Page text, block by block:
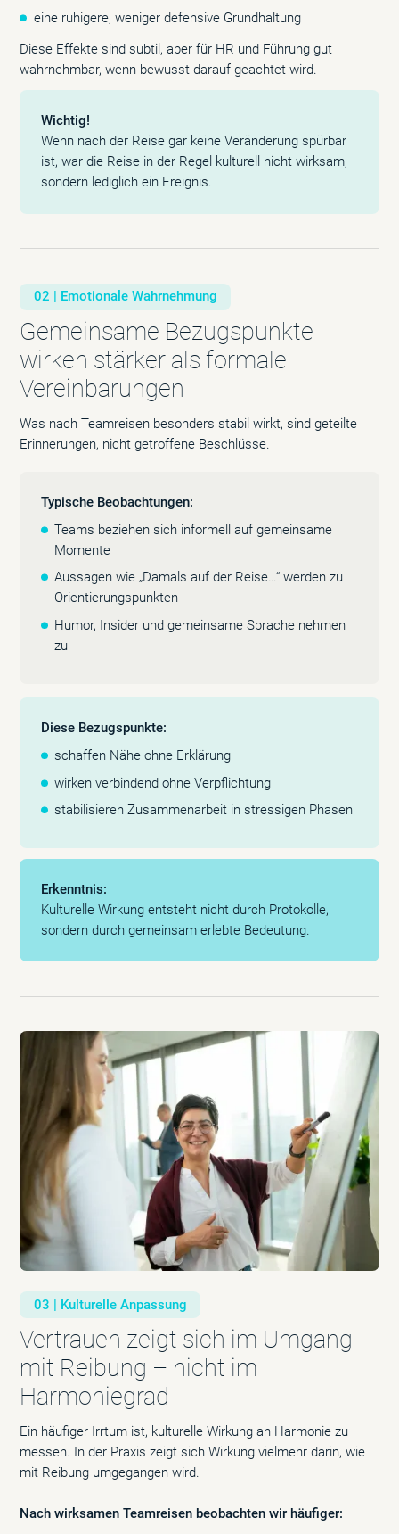
eine ruhigere, weniger defensive Grundhaltung
Diese Effekte sind subtil, aber für HR und Führung gut
wahrnehmbar, wenn bewusst darauf geachtet wird.
Wichtig!
Wenn nach der Reise gar keine Veränderung spürbar
ist, war die Reise in der Regel kulturell nicht wirksam,
sondern lediglich ein Ereignis.
02 | Emotionale Wahrnehmung
Gemeinsame Bezugspunkte
wirken stärker als formale
Vereinbarungen
Was nach Teamreisen besonders stabil wirkt, sind geteilte
Erinnerungen, nicht getroffene Beschlüsse.
Typische Beobachtungen:
Teams beziehen sich informell auf gemeinsame
Momente
Aussagen wie „Damals auf der Reise…“ werden zu
Orientierungspunkten
Humor, Insider und gemeinsame Sprache nehmen
zu
Diese Bezugspunkte:
schaffen Nähe ohne Erklärung
wirken verbindend ohne Verpflichtung
stabilisieren Zusammenarbeit in stressigen Phasen
Erkenntnis:
Kulturelle Wirkung entsteht nicht durch Protokolle,
sondern durch gemeinsam erlebte Bedeutung.
03 | Kulturelle Anpassung
Vertrauen zeigt sich im Umgang
mit Reibung – nicht im
Harmoniegrad
Ein häufiger Irrtum ist, kulturelle Wirkung an Harmonie zu
messen. In der Praxis zeigt sich Wirkung vielmehr darin, wie
mit Reibung umgegangen wird.
Nach wirksamen Teamreisen beobachten wir häufiger: